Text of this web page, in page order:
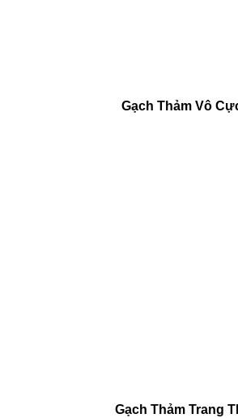
Gạch Thảm Vô
Gạch Thảm Trang